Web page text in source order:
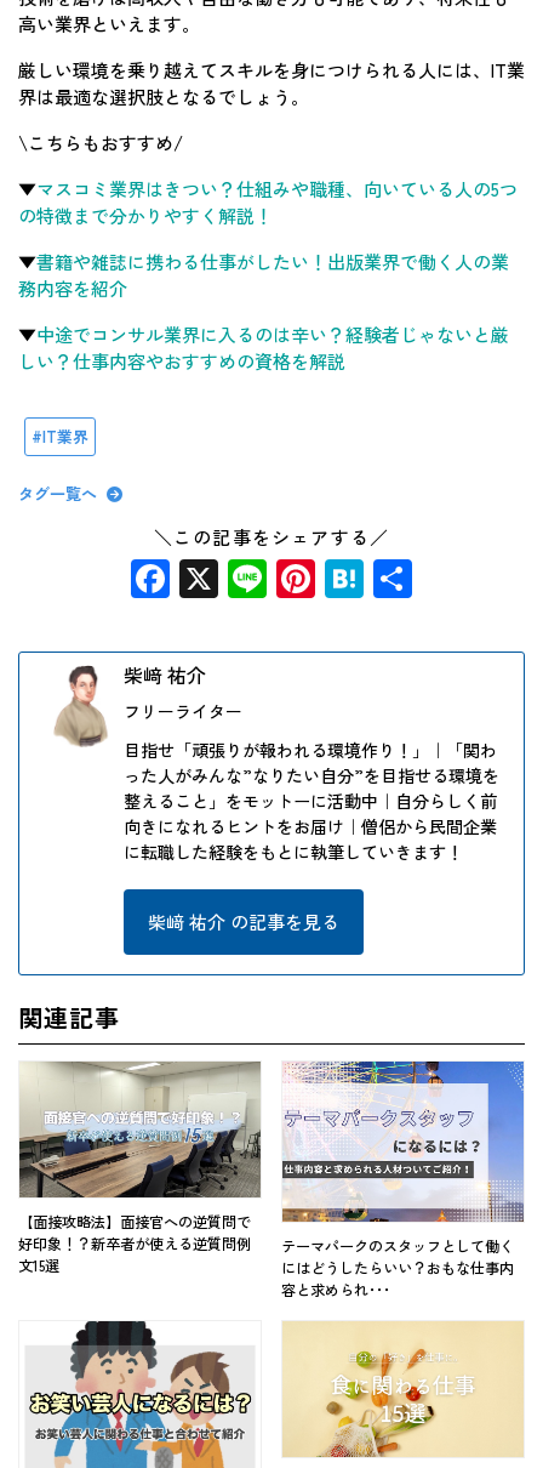
高い業界といえます。
厳しい環境を乗り越えてスキルを身につけられる人には、IT業
界は最適な選択肢となるでしょう。
\こちらもおすすめ/
▼マスコミ業界はきつい？仕組みや職種、向いている人の5つ
の特徴まで分かりやすく解説！
▼書籍や雑誌に携わる仕事がしたい！出版業界で働く人の業
務内容を紹介
▼中途でコンサル業界に入るのは辛い？経験者じゃないと厳
しい？仕事内容やおすすめの資格を解説
IT業界
タグ一覧へ
＼この記事をシェアする／
Facebook
X LinePinterest
Hatena
柴﨑 祐介
フリーライター
目指せ「頑張りが報われる環境作り！」｜「関わ
った人がみんな”なりたい自分”を目指せる環境を
整えること」をモットーに活動中｜自分らしく前
向きになれるヒントをお届け｜僧侶から民間企業
に転職した経験をもとに執筆していきます！
柴﨑 祐介 の記事を見る
関連記事
【面接攻略法】面接官への逆質問で
好印象！？新卒者が使える逆質問例
文15選
テーマパークのスタッフとして働く
にはどうしたらいい？おもな仕事内
容と求められ･･･